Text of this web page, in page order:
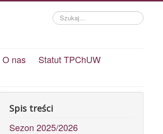
Szukaj...
O nas
Statut TPChUW
Spis treści
Sezon 2025/2026